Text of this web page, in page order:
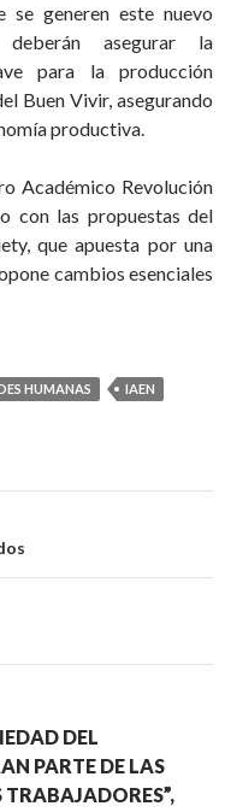
se generen este nuevo
asegurar la
para la producción
Buen Vivir, asegurando
productiva.
Académico Revolución
con las propuestas del
que apuesta por una
cambios esenciales
HUMANAS
IAEN
DEL
PARTE DE LAS